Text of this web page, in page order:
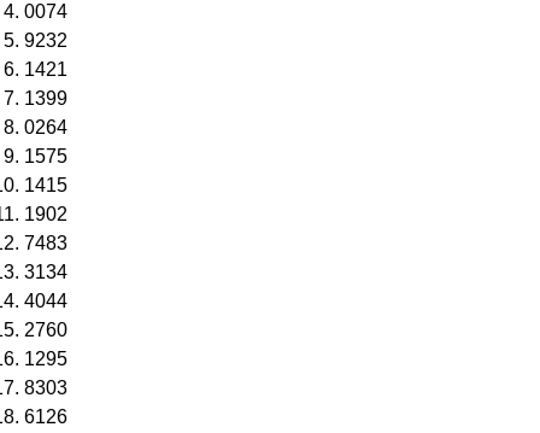
0074
9232
1421
1399
0264
1575
1415
1902
7483
3134
4044
2760
1295
8303
6126